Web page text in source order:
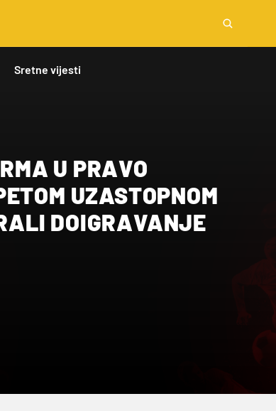
Sretne vijesti
U PRAVO
UZASTOPNOM
DOIGRAVANJE